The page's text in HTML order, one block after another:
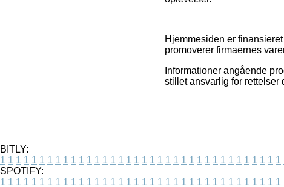
Hjemmesiden er
promoverer firmaernes
Informationer angående
stillet ansvarlig for rettelser
BITLY:
1 1 1 1 1 1 1 1 1 1 1 1 1 1 1 1 1 1 1 1 1 1 1 1 1 1 1 1 1 1 1 1 1 1 1 1
SPOTIFY:
1 1 1 1 1 1 1 1 1 1 1 1 1 1 1 1 1 1 1 1 1 1 1 1 1 1 1 1 1 1 1 1 1 1 1 1